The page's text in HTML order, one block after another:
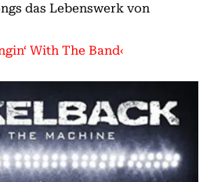
das Lebenswerk von
With The Band‹